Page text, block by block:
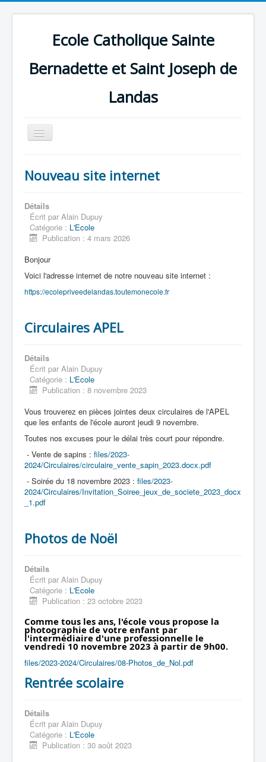
Ecole Catholique Sainte
Bernadette et Saint Joseph de
Landas
Basculer
la
L'Ecole
La vie dans les classes
Infos pratiques
Nouveau site internet
Détails
Écrit par Alain Dupuy
Catégorie : L'Ecole
Publication : 4 mars 2026
Bonjour
Voici l'adresse internet de notre nouveau site internet :
https://ecolepriveedelandas.toutemonecole.fr
Circulaires APEL
Détails
Écrit par Alain Dupuy
Catégorie : L'Ecole
Publication : 8 novembre 2023
Vous trouverez en pièces jointes deux circulaires de l'APEL
que les enfants de l'école auront jeudi 9 novembre.
Toutes nos excuses pour le délai très court pour répondre.
- Vente de sapins : files/2023-
2024/Circulaires/circulaire_vente_sapin_2023.docx.pdf
- Soirée du 18 novembre 2023 : files/2023-
2024/Circulaires/Invitation_Soiree_jeux_de_societe_2023_docx
_1.pdf
Photos de Noël
Détails
Écrit par Alain Dupuy
Catégorie : L'Ecole
Publication : 23 octobre 2023
Comme tous les ans, l'école vous propose la
photographie de votre enfant par
l'intermédiaire d'une professionnelle le
vendredi 10 novembre 2023 à partir de 9h00.
files/2023-2024/Circulaires/08-Photos_de_Nol.pdf
Rentrée scolaire
Détails
Écrit par Alain Dupuy
Catégorie : L'Ecole
Publication : 30 août 2023